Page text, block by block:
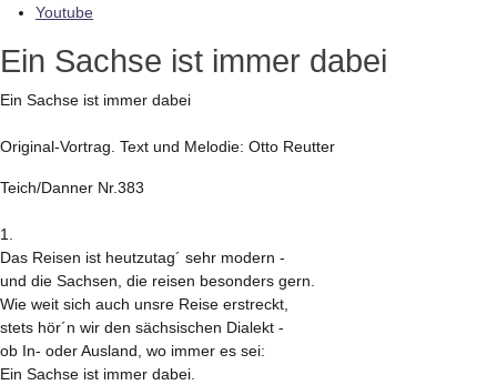
Youtube
Ein Sachse ist immer dabei
Ein Sachse ist immer dabei
Original-Vortrag. Text und Melodie: Otto Reutter
Teich/Danner Nr.383
1.
Das Reisen ist heutzutag´ sehr modern -
und die Sachsen, die reisen besonders gern.
Wie weit sich auch unsre Reise erstreckt,
stets hör´n wir den sächsischen Dialekt -
ob In- oder Ausland, wo immer es sei:
Ein Sachse ist immer dabei.